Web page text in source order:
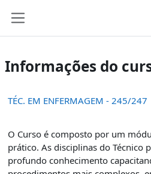
Informações do
TÉC. EM ENFERMAGEM - 245/247
O Curso é composto por um
prático. As disciplinas do Técnico
profundo conhecimento